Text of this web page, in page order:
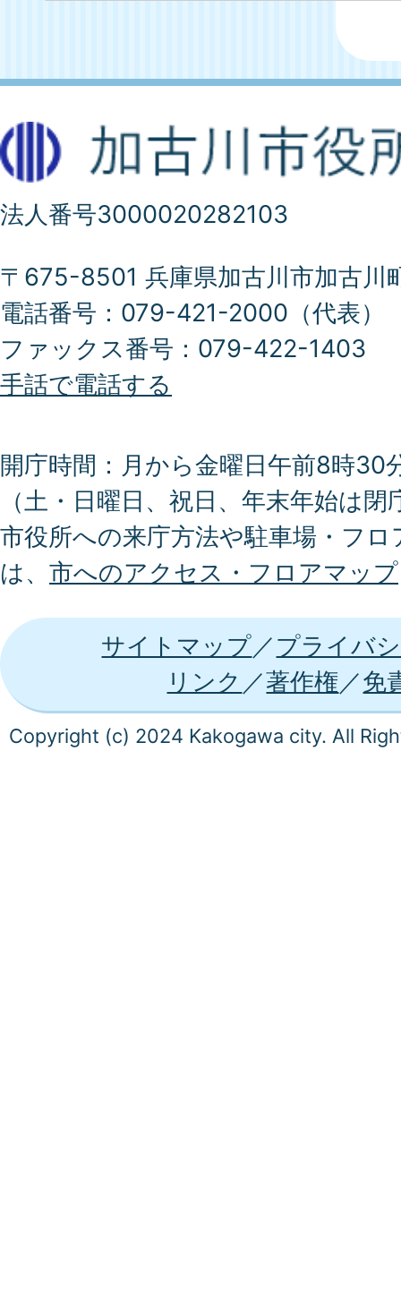
法人番号3000020282103
〒675-8501 兵庫県加古川市加古川
電話番号：079-421-2000（代表）
ファックス番号：079-422-1403
手話で電話する
開庁時間：月から金曜日午前8時30
（土・日曜日、祝日、年末年始は閉
市役所への来庁方法や駐車場・フ
は、 市へのアクセス・フロアマップ
サイトマップ
プライバ
リンク
著作権 免
Copyright (c) 2024 Kakogawa city. All